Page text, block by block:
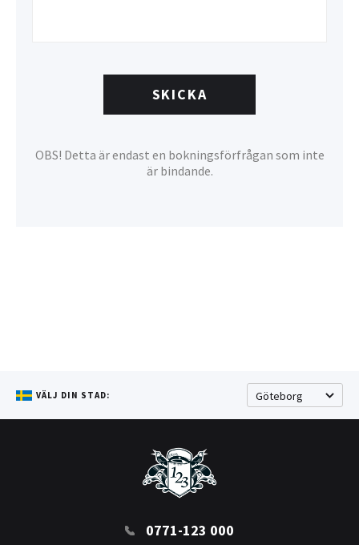
SKICKA
OBS! Detta är endast en bokningsförfrågan som inte
är bindande.
VÄLJ DIN STAD:
0771-123 000